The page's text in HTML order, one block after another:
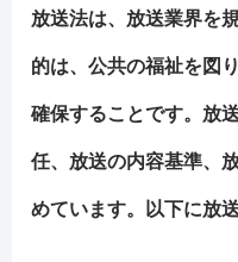
放送法は、放送業界を
的は、公共の福祉を図
確保することです。放
任、放送の内容基準、
めています。以下に放